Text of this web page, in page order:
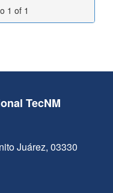
1 of 1
TecNM
Juárez, 03330